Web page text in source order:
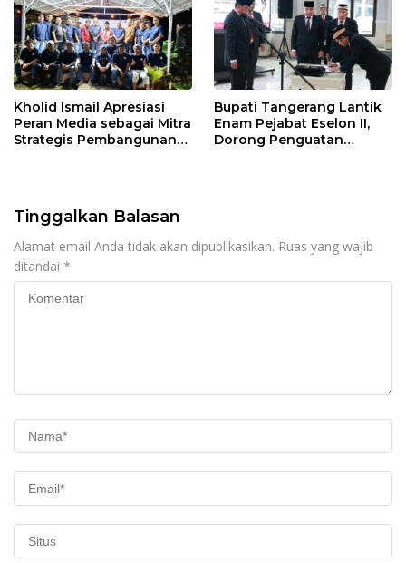
Kholid Ismail Apresiasi
Peran Media sebagai Mitra
Strategis Pembangunan
Bupati Tangerang Lantik
Enam Pejabat Eselon II,
Dorong Penguatan
Tinggalkan Balasan
Alamat email Anda tidak akan dipublikasikan. Ruas yang wajib
ditandai *